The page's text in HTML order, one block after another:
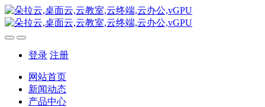
登录 注册
网站首页
新闻动态
产品中心